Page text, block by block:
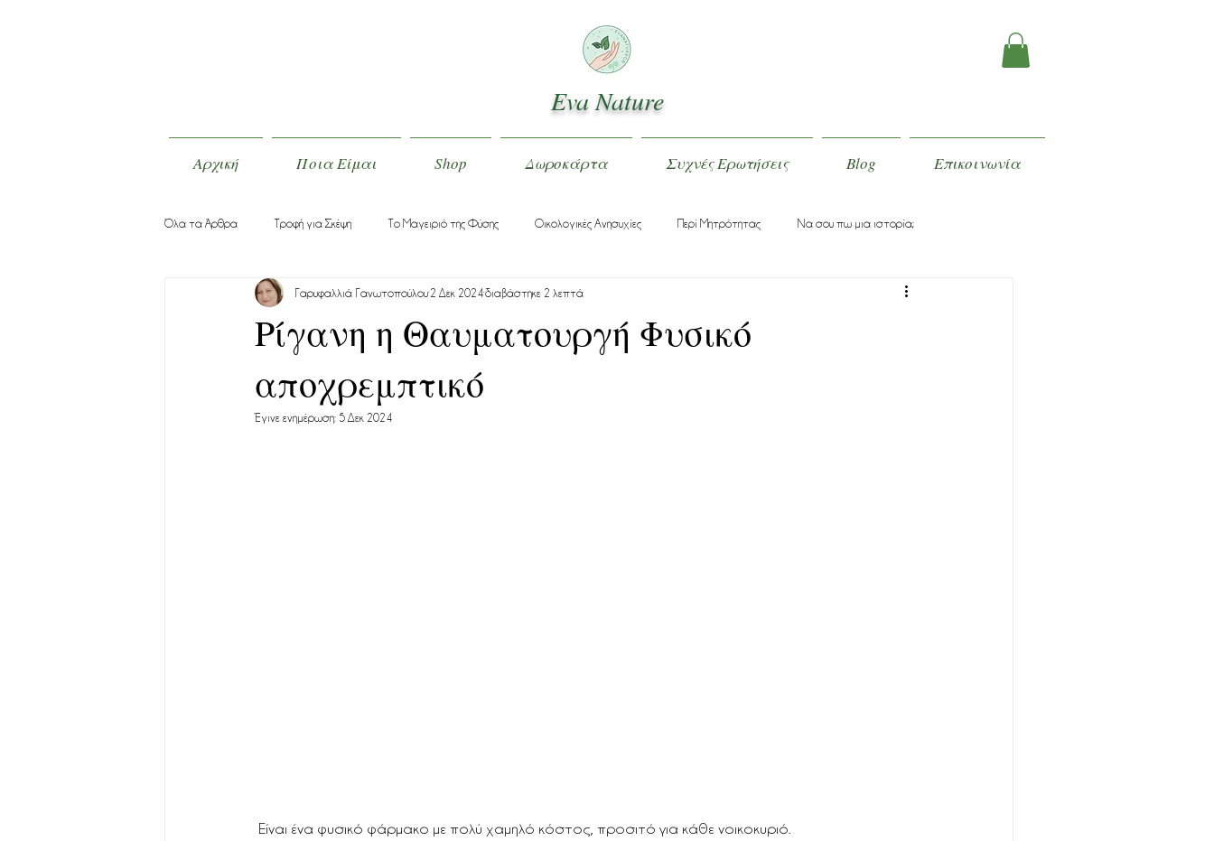
Eva Nature
Αρχική Ποια Είμαι Shop Δωροκάρτα Συχνές Ερωτήσεις Blog Επικοινωνία
Όλα τα Άρθρα Τροφή για Σκέψη Το Μαγειριό της Φύσης Οικολογικές Ανησυχίες Περί Μητρότητας Να σου πω μια ιστορία;
Ρίγανη η Θαυματουργή Φυσικό
αποχρεμπτικό
Γαρυφαλλιά Γανωτοπούλου 2 Δεκ 2024διαβάστηκε 2 λεπτά
Έγινε ενημέρωση: 5 Δεκ 2024
Είναι ένα φυσικό φάρμακο με πολύ χαμηλό κόστος, προσιτό για κάθε νοικοκυριό.